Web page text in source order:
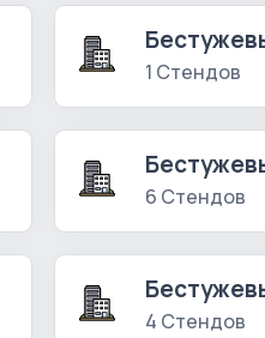
1 Стендов
6 Стендов
4 Стендов